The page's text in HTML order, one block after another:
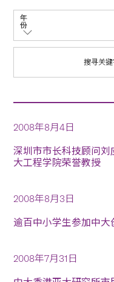
年
份
2008年8月4日
深圳市市长科技顾问
大工程学院荣誉教授
2008年8月3日
逾百中小学生参加中大
2008年7月31日